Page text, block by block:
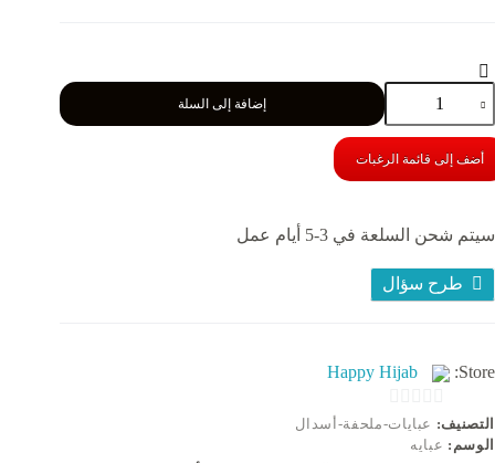
كمية
عبايه
تحفه
فنيه
مطرزه
بالقلوب
السايز
لغاية
١٢٠
إضافة إلى السلة
أضف إلى قائمة الرغبات
سيتم شحن السلعة في 3-5 أيام عمل
طرح سؤال
Store:
Happy Hijab
0
التصنيف: عبايات-ملحفة-أسدال
الوسم: عبايه